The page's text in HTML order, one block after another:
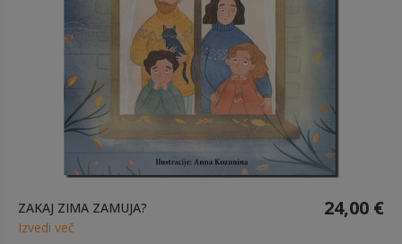
ZAKAJ ZIMA ZAMUJA? 24,00 €
Izvedi več